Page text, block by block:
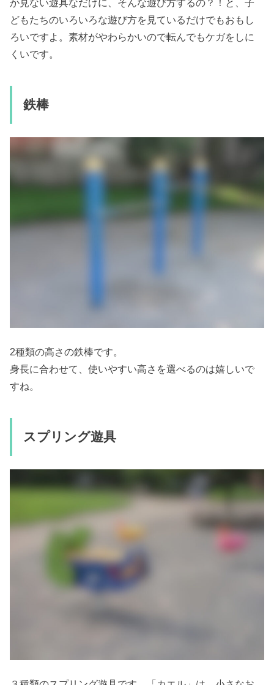
か見ない遊具なだけに、そんな遊び方するの？！と、子
どもたちのいろいろな遊び方を見ているだけでもおもし
ろいですよ。素材がやわらかいので転んでもケガをしに
くいです。
鉄棒
2種類の高さの鉄棒です。
身長に合わせて、使いやすい高さを選べるのは嬉しいで
すね。
スプリング遊具